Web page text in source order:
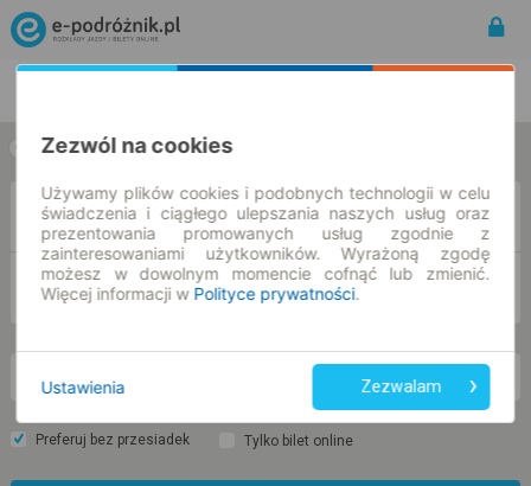
w jedną stronę w obie strony
Z
DO
nd. 9 sie.
Preferuj bez przesiadek Tylko bilet online
Zezwól na cookies
Używamy plików cookies i podobnych technologii w celu
świadczenia i ciągłego ulepszania naszych usług oraz
prezentowania promowanych usług zgodnie z
zainteresowaniami użytkowników. Wyrażoną zgodę
możesz w dowolnym momencie cofnąć lub zmienić.
Więcej informacji w Polityce prywatności.
Ustawienia Zezwalam